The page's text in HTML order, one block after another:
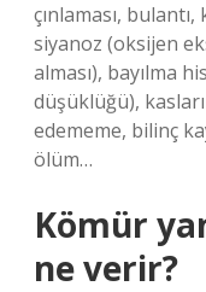
çınlaması,
siyanoz (oksijen
alması), bayılma
düşüklüğü),
edememe, bilinç
ölüm…
Kömür
ne verir?